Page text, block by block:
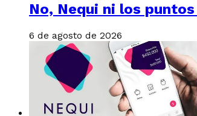
No, Nequi ni los
6 de agosto de 2026